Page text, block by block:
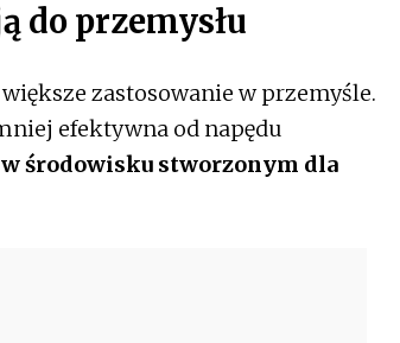
do przemysłu
zastosowanie w przemyśle.
efektywna od napędu
środowisku stworzonym dla